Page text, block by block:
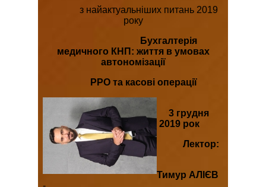
з найактуальніших питань 2019
року
Бухгалтерія
медичного КНП: життя в умовах
автономізації
РРО та касові операції
3 грудня
2019 рок
Лектор:
Тимур АЛІЄВ